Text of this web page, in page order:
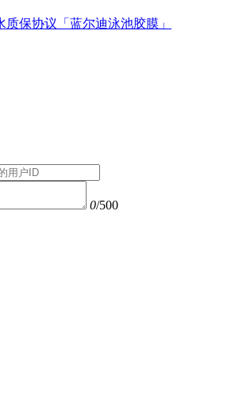
保协议「蓝尔迪泳池胶膜」
0/500